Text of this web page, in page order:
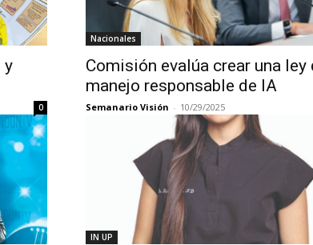
y
0
Nacionales
Comisión evalúa crear una ley
manejo responsable de IA
Semanario Visión - 10/29/2025
IN UP